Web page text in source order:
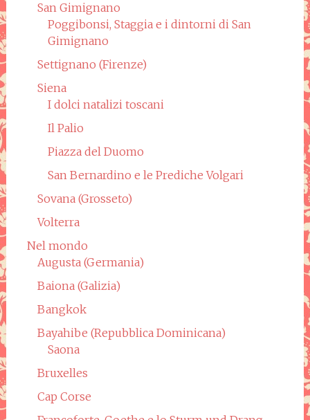
San Gimignano
Poggibonsi, Staggia e i dintorni di San
Gimignano
Settignano (Firenze)
Siena
I dolci natalizi toscani
Il Palio
Piazza del Duomo
San Bernardino e le Prediche Volgari
Sovana (Grosseto)
Volterra
Nel mondo
Augusta (Germania)
Baiona (Galizia)
Bangkok
Bayahibe (Repubblica Dominicana)
Saona
Bruxelles
Cap Corse